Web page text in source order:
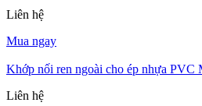
Liên hệ
Mua ngay
Khớp nối ren ngoài cho ép nhựa PVC
Liên hệ